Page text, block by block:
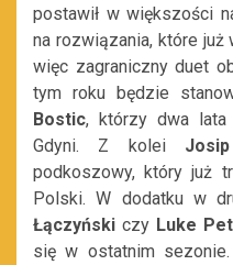
postawił w większości
na rozwiązania, które już
więc zagraniczny duet
tym roku będzie
Bostic, którzy dwa
Gdyni. Z kolei
podkoszowy, który już
Polski. W dodatku w
Łączyński czy Luke
się w ostatnim